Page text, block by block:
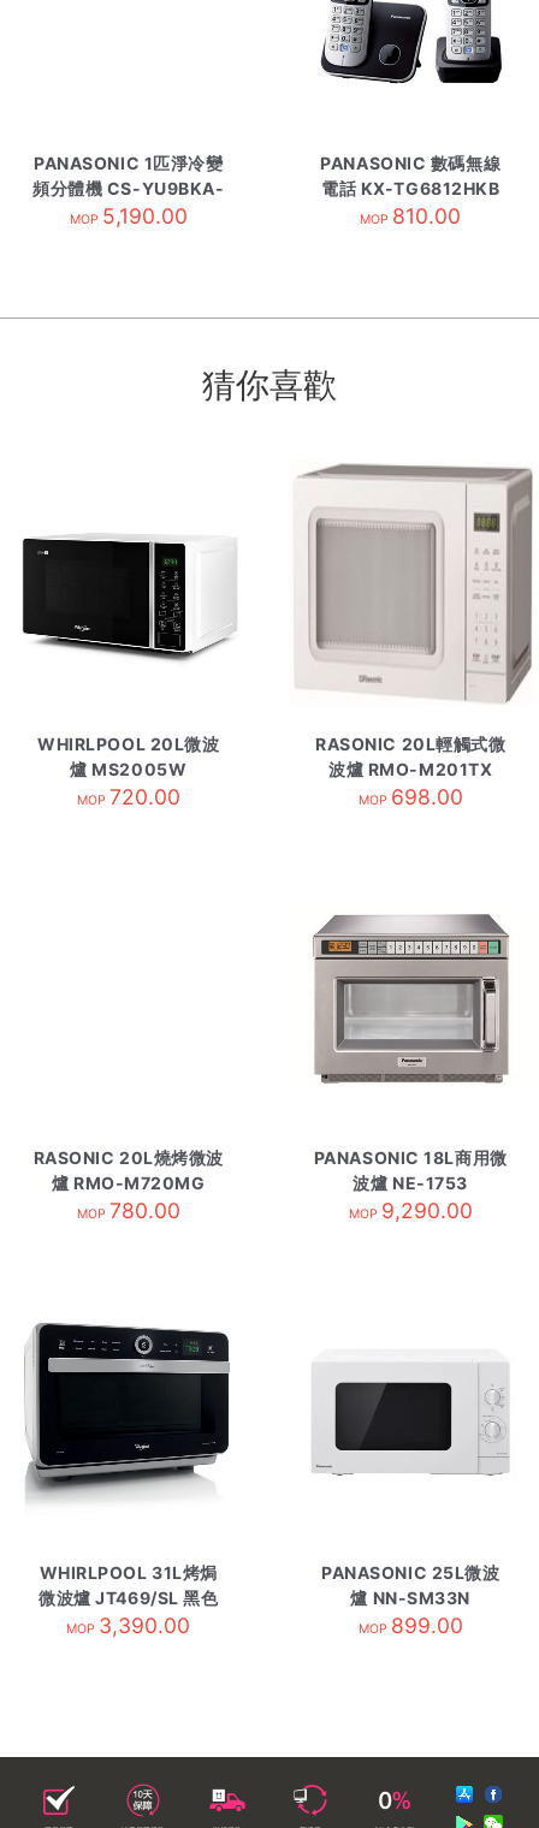
PANASONIC 1匹淨冷變
頻分體機 CS-YU9BKA-
R32 內
MOP 5,190.00
PANASONIC 數碼無線
電話 KX-TG6812HKB
黑
MOP 810.00
猜你喜歡
WHIRLPOOL 20L微波
爐 MS2005W
MOP 720.00
RASONIC 20L輕觸式微
波爐 RMO-M201TX
MOP 698.00
RASONIC 20L燒烤微波
爐 RMO-M720MG
MOP 780.00
PANASONIC 18L商用微
波爐 NE-1753
MOP 9,290.00
WHIRLPOOL 31L烤焗
微波爐 JT469/SL 黑色
MOP 3,390.00
PANASONIC 25L微波
爐 NN-SM33N
MOP 899.00